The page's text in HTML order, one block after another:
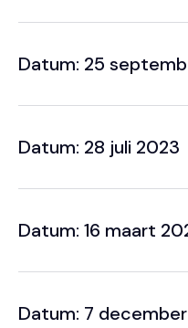
Datum: 25
Datum: 28 juli 2023
Datum: 16 maart
Datum: 7